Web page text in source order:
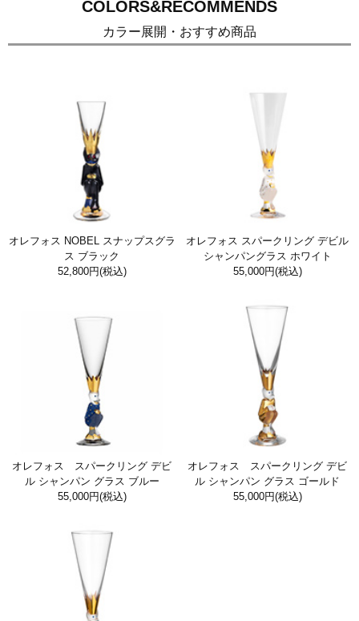
COLORS&RECOMMENDS
カラー展開・おすすめ商品
オレフォス NOBEL スナップスグラ
ス ブラック
52,800円(税込)
オレフォス スパークリング デビル
シャンパングラス ホワイト
55,000円(税込)
オレフォス スパークリング デビ
ル シャンパン グラス ブルー
55,000円(税込)
オレフォス スパークリング デビ
ル シャンパン グラス ゴールド
55,000円(税込)